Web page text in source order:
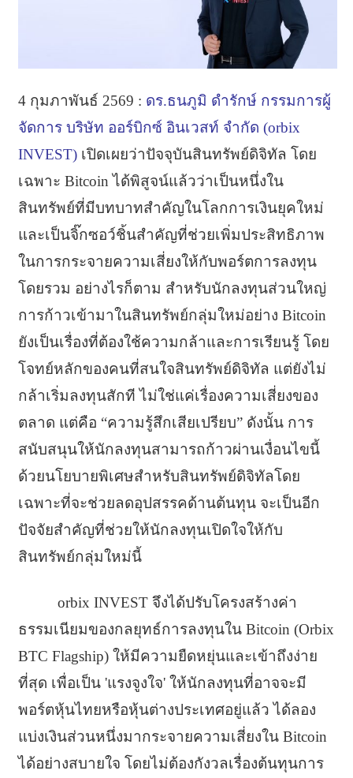
4 กุมภาพันธ์ 2569 : ดร.ธนภูมิ ดำรักษ์ กรรมการผู้
จัดการ บริษัท ออร์บิกซ์ อินเวสท์ จำกัด (orbix
INVEST) เปิดเผยว่าปัจจุบันสินทรัพย์ดิจิทัล โดย
เฉพาะ Bitcoin ได้พิสูจน์แล้วว่าเป็นหนึ่งใน
สินทรัพย์ที่มีบทบาทสำคัญในโลกการเงินยุคใหม่
และเป็นจิ๊กซอว์ชิ้นสำคัญที่ช่วยเพิ่มประสิทธิภาพ
ในการกระจายความเสี่ยงให้กับพอร์ตการลงทุน
โดยรวม อย่างไรก็ตาม สำหรับนักลงทุนส่วนใหญ่
การก้าวเข้ามาในสินทรัพย์กลุ่มใหม่อย่าง Bitcoin
ยังเป็นเรื่องที่ต้องใช้ความกล้าและการเรียนรู้ โดย
โจทย์หลักของคนที่สนใจสินทรัพย์ดิจิทัล แต่ยังไม่
กล้าเริ่มลงทุนสักที ไม่ใช่แค่เรื่องความเสี่ยงของ
ตลาด แต่คือ “ความรู้สึกเสียเปรียบ” ดังนั้น การ
สนับสนุนให้นักลงทุนสามารถก้าวผ่านเงื่อนไขนี้
ด้วยนโยบายพิเศษสำหรับสินทรัพย์ดิจิทัลโดย
เฉพาะที่จะช่วยลดอุปสรรคด้านต้นทุน จะเป็นอีก
ปัจจัยสำคัญที่ช่วยให้นักลงทุนเปิดใจให้กับ
สินทรัพย์กลุ่มใหม่นี้
orbix INVEST จึงได้ปรับโครงสร้างค่า
ธรรมเนียมของกลยุทธ์การลงทุนใน Bitcoin (Orbix
BTC Flagship) ให้มีความยืดหยุ่นและเข้าถึงง่าย
ที่สุด เพื่อเป็น 'แรงจูงใจ' ให้นักลงทุนที่อาจจะมี
พอร์ตหุ้นไทยหรือหุ้นต่างประเทศอยู่แล้ว ได้ลอง
แบ่งเงินส่วนหนึ่งมากระจายความเสี่ยงใน Bitcoin
ได้อย่างสบายใจ โดยไม่ต้องกังวลเรื่องต้นทุนการ